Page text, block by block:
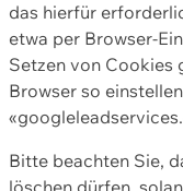
das hierfür
etwa per Browser-
Setzen von Cookies
Browser so
Bitte beachten Sie,